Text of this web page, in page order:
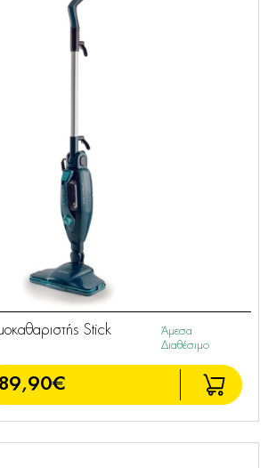
Stick
Άμεσα
Διαθέσιμο
89,90€